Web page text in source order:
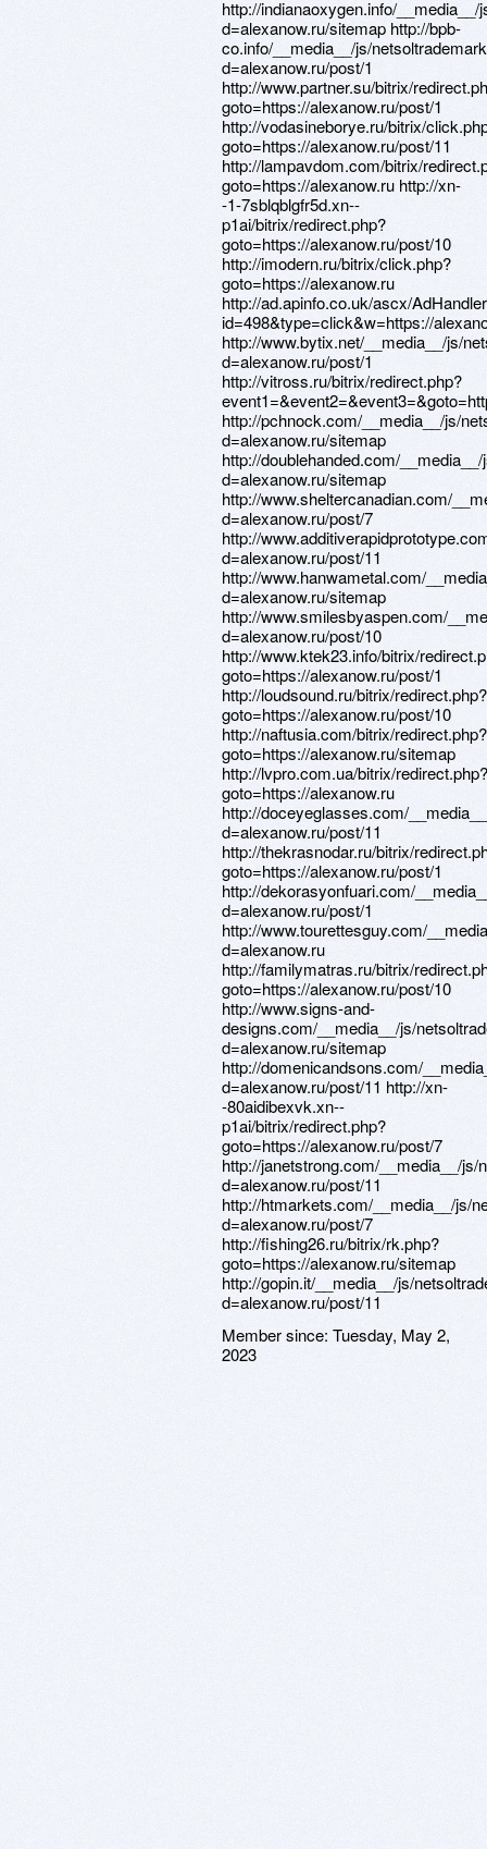
http://indianaoxygen.info/
d=alexanow.ru/sitemap http://bpb-
co.info/__media__/js/
d=alexanow.ru/post/1
http://www.partner.su/bitrix/
goto=https://alexanow.ru/post/1
http://vodasineborye.ru/bitrix/
goto=https://alexanow.ru/post/11
http://lampavdom.com/bitrix/
goto=https://alexanow.ru http://xn-
-1-7sblqblgfr5d.xn--
p1ai/bitrix/redirect.php?
goto=https://alexanow.ru/post/10
http://imodern.ru/bitrix/click.php?
goto=https://alexanow.ru
http://ad.apinfo.co.uk/ascx/
id=498&type=click&w=https://
http://www.bytix.net/__media__/js/
d=alexanow.ru/post/1
http://vitross.ru/bitrix/redirect.php?
http://pchnock.com/__media__/js/
d=alexanow.ru/sitemap
http://doublehanded.com/
d=alexanow.ru/sitemap
http://www.sheltercanadian.com/
d=alexanow.ru/post/7
http://
d=alexanow.ru/post/11
http://www.hanwametal.com/
d=alexanow.ru/sitemap
http://www.smilesbyaspen.com/
d=alexanow.ru/post/10
http://www.ktek23.info/bitrix/
goto=https://alexanow.ru/post/1
http://loudsound.ru/bitrix/redirect.php?
goto=https://alexanow.ru/post/10
http://naftusia.com/bitrix/redirect.php?
goto=https://alexanow.ru/sitemap
http://lvpro.com.ua/bitrix/redirect.php?
goto=https://alexanow.ru
http://doceyeglasses.com/
d=alexanow.ru/post/11
http://thekrasnodar.ru/bitrix/
goto=https://alexanow.ru/post/1
http://dekorasyonfuari.com/
d=alexanow.ru/post/1
http://www.tourettesguy.com/
d=alexanow.ru
http://familymatras.ru/bitrix/
goto=https://alexanow.ru/post/10
http://www.signs-and-
designs.com/__media__/js/
d=alexanow.ru/sitemap
http://domenicandsons.com/
d=alexanow.ru/post/11 http://xn-
-80aidibexvk.xn--
p1ai/bitrix/redirect.php?
goto=https://alexanow.ru/post/7
http://janetstrong.com/__media__/js/
d=alexanow.ru/post/11
http://htmarkets.com/__media__/js/
d=alexanow.ru/post/7
http://fishing26.ru/bitrix/rk.php?
goto=https://alexanow.ru/sitemap
http://gopin.it/__media__/js/
d=alexanow.ru/post/11
Member since: Tuesday, May 2,
2023